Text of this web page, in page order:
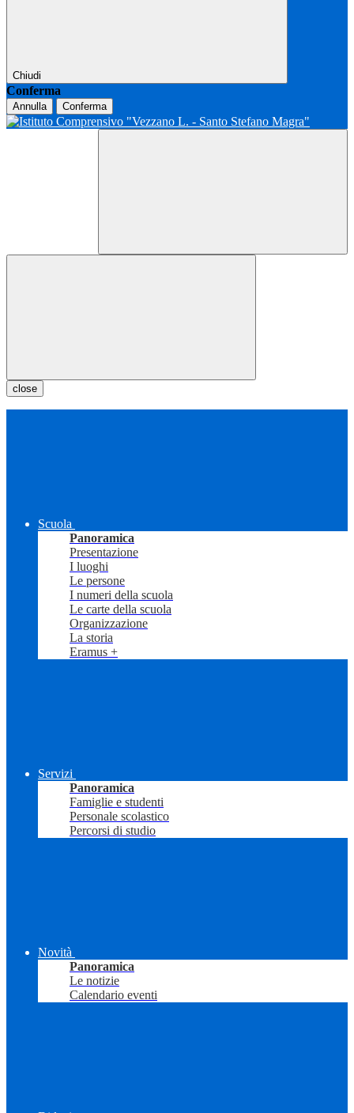
Chiudi
Conferma
Annulla Conferma
close
Scuola
Panoramica
Presentazione
I luoghi
Le persone
I numeri della scuola
Le carte della scuola
Organizzazione
La storia
Eramus +
Servizi
Panoramica
Famiglie e studenti
Personale scolastico
Percorsi di studio
Novità
Panoramica
Le notizie
Calendario eventi